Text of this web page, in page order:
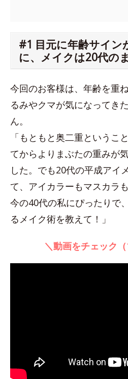
#1 目元に年齢サイン
に、メイクは20代の
今回のお客様は、年齢を重
るみやクマが気になってき
ん。
「もともと奥二重というこ
てからよりまぶたの重みが
した。でも20代の平成アイ
て、アイカラーもマスカラ
今の40代の私にぴったりで
るメイク術を教えて！」
＼動画をチェック